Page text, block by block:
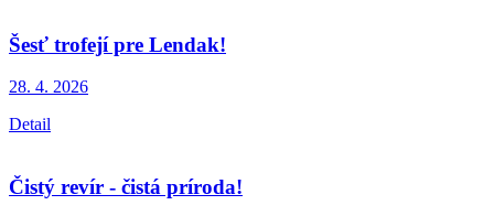
Šesť trofejí pre Lendak!
28. 4. 2026
Detail
Čistý revír - čistá príroda!